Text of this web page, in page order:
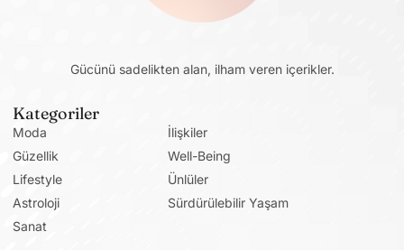
Gücünü sadelikten alan, ilham veren içerikler.
Kategoriler
Moda
Güzellik
Lifestyle
Astroloji
Sanat
İlişkiler
Well-Being
Ünlüler
Sürdürülebilir Yaşam